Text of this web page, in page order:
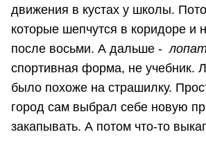
движения в кустах у школы.
которые шепчутся в коридоре и
после восьми. А дальше -
спортивная форма, не учебник.
было похоже на страшилку.
город сам выбрал себе новую
закапывать. А потом что-то